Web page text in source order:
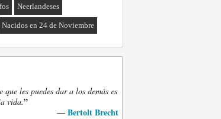
Neerlandeses
Nacidos en 24 de Noviembre
les puedes dar a los demás es
vida.”
— Bertolt Brecht